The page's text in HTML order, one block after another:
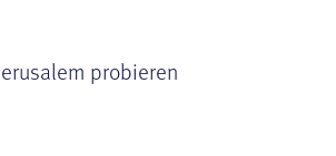
probieren